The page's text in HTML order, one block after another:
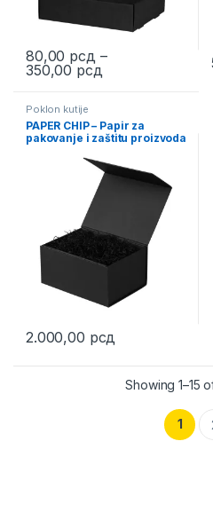
80,00 рсд –
350,00 рсд Price range:
This product has multiple
Poklon kutije
PAPER CHIP – Papir za
pakovanje i zaštitu proizvoda
2.000,00 рсд
This product has multiple
Showing 1–15
1